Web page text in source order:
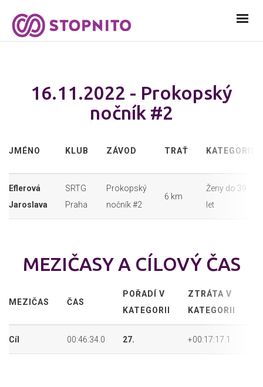
16.11.2022 - Prokopský
nočník #2
JMÉNO KLUB ZÁVOD TRAŤ KATEGORIE
Eflerová
Jaroslava
SRTG
Praha
Prokopský
nočník #2
6 km
Ženy do 39
let
MEZIČASY A CÍLOVÝ ČAS
MEZIČAS ČAS
POŘADÍ V
KATEGORII
ZTRÁTA V
KATEGORII
Cíl 00:46:34.0 27. +00:17:17.1